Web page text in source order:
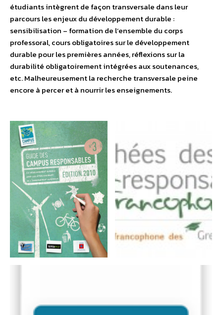
étudiants intègrent de façon transversale dans leur
parcours les enjeux du développement durable :
sensibilisation – formation de l’ensemble du corps
professoral, cours obligatoires sur le développement
durable pour les premières années, réflexions sur la
durabilité obligatoirement intégrées aux soutenances,
etc. Malheureusement la recherche transversale peine
encore à percer et à nourrir les enseignements.